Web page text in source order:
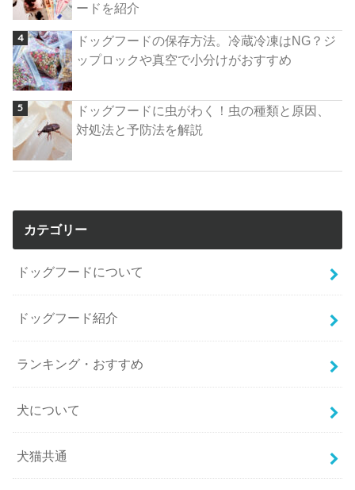
ードを紹介
ドッグフードの保存方法。冷蔵冷凍はNG？ジ
ップロックや真空で小分けがおすすめ
ドッグフードに虫がわく！虫の種類と原因、
対処法と予防法を解説
カテゴリー
ドッグフードについて
ドッグフード紹介
ランキング・おすすめ
犬について
犬猫共通